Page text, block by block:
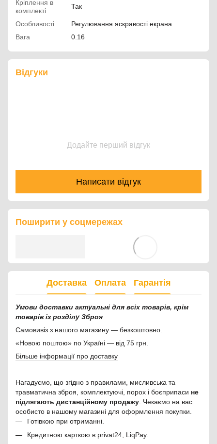
Кріплення в
комплекті
Так
Особливості
Регулювання яскравості екрана
Вага
0.16
Відгуки
Додайте перший відгук
Написати відгук
Поширити у соцмережах
Доставка Оплата Гарантія
Умови доставки актуальні для всіх товарів, крім
товарів із розділу Зброя
Самовивіз з нашого магазину — безкоштовно.
«Новою поштою» по Україні — від 75 грн.
Більше інформації про доставку
Нагадуємо, що згідно з правилами, мисливська та
травматична зброя, комплектуючі, порох і боєприпаси не
підлягають дистанційному продажу . Чекаємо на вас
особисто в нашому магазині для оформлення покупки.
Готівкою при отриманні.
Кредитною карткою в privat24, LiqPay.